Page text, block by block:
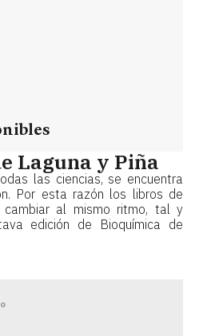
Laguna y Piña
las ciencias, se encuentra
Por esta razón los libros de
al mismo ritmo, tal y
edición de Bioquímica de